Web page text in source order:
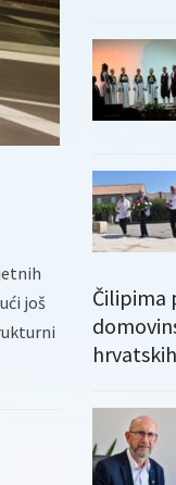
još
Čilipima